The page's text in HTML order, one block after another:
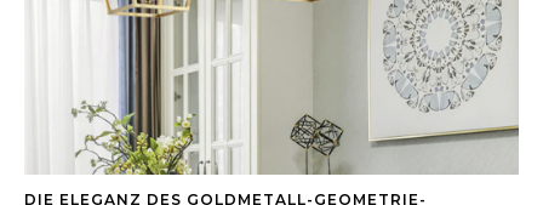
DIE ELEGANZ DES GOLDMETALL-GEOMETRIE-